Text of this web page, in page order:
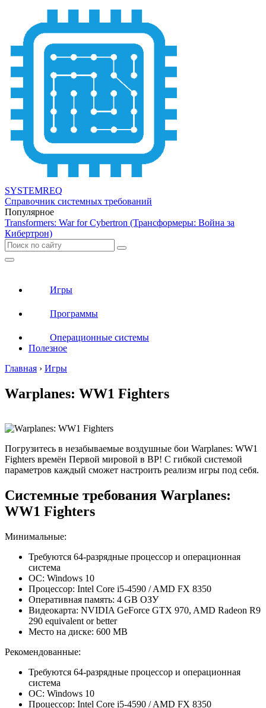
SYSTEMREQ
Справочник системных требований
Популярное
Transformers: War for Cybertron (Трансформеры: Война за
Кибертрон)
Игры
Программы
Операционные системы
Полезное
Главная › Игры
Warplanes: WW1 Fighters
Погрузитесь в незабываемые воздушные бои Warplanes: WW1
Fighters времён Первой мировой в ВР! С гибкой системой
параметров каждый сможет настроить реализм игры под себя.
Системные требования Warplanes:
WW1 Fighters
Минимальные:
Требуются 64-разрядные процессор и операционная
система
ОС: Windows 10
Процессор: Intel Core i5-4590 / AMD FX 8350
Оперативная память: 4 GB ОЗУ
Видеокарта: NVIDIA GeForce GTX 970, AMD Radeon R9
290 equivalent or better
Место на диске: 600 MB
Рекомендованные:
Требуются 64-разрядные процессор и операционная
система
ОС: Windows 10
Процессор: Intel Core i5-4590 / AMD FX 8350